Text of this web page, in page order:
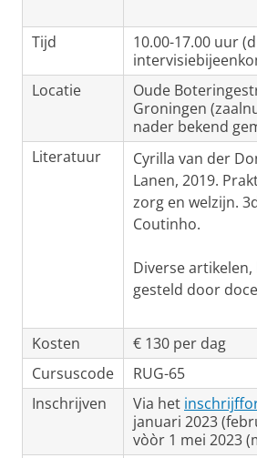
Tijd
10.00-17.00 uur
Locatie
Oude
Groningen
nader bekend
Literatuur
Cyrilla van der
Lanen, 2019.
zorg en welzijn.
Coutinho.
Diverse
gesteld door
Kosten
€ 130 per dag
Cursuscode
RUG-65
Inschrijven
Via het
januari 2023
vòòr 1 mei 2023